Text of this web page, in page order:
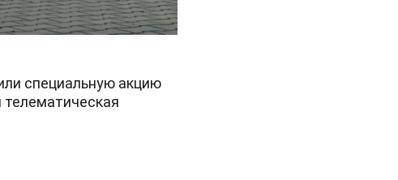
специальную акцию